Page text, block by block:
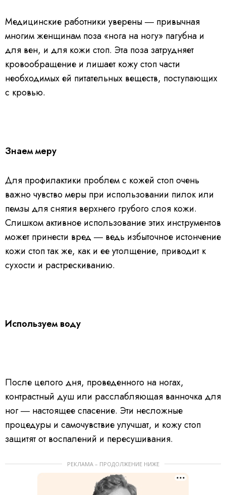
Медицинские работники уверены ― привычная
многим женщинам поза «нога на ногу» пагубна и
для вен, и для кожи стоп. Эта поза затрудняет
кровообращение и лишает кожу стоп части
необходимых ей питательных веществ, поступающих
с кровью.
Знаем меру
Для профилактики проблем с кожей стоп очень
важно чувство меры при использовании пилок или
пемзы для снятия верхнего грубого слоя кожи.
Слишком активное использование этих инструментов
может принести вред ― ведь избыточное истончение
кожи стоп так же, как и ее утолщение, приводит к
сухости и растрескиванию.
Используем воду
После целого дня, проведенного на ногах,
контрастный душ или расслабляющая ванночка для
ног ― настоящее спасение. Эти несложные
процедуры и самочувствие улучшат, и кожу стоп
защитят от воспалений и пересушивания.
РЕКЛАМА – ПРОДОЛЖЕНИЕ НИЖЕ